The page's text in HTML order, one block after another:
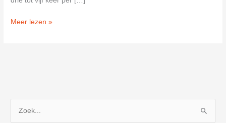
Korfbalvereniging
Meer lezen »